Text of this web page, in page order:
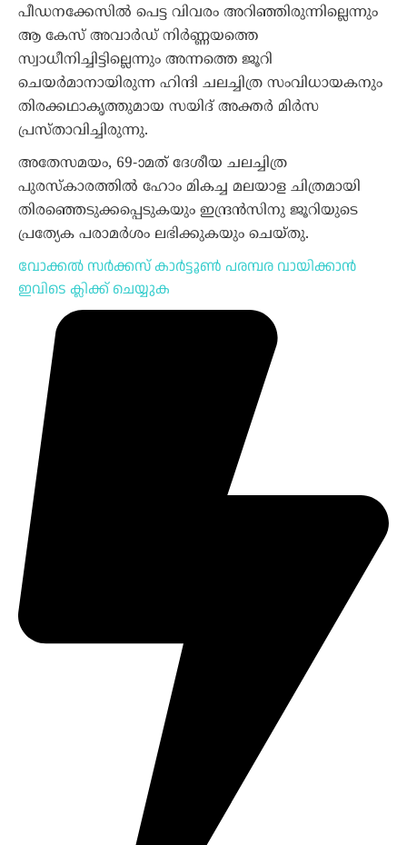
പീഡനക്കേസിൽ പെട്ട വിവരം അറിഞ്ഞിരുന്നില്ലെന്നും
ആ കേസ് അവാർഡ് നിർണ്ണയത്തെ
സ്വാധീനിച്ചിട്ടില്ലെന്നും അന്നത്തെ ജൂറി
ചെയർമാനായിരുന്ന ഹിന്ദി ചലച്ചിത്ര സംവിധായകനും
തിരക്കഥാകൃത്തുമായ സയിദ് അക്തർ മിർസ
പ്രസ്താവിച്ചിരുന്നു.
അതേസമയം, 69-ാമത് ദേശീയ ചലച്ചിത്ര
പുരസ്‌കാരത്തിൽ ഹോം മികച്ച മലയാള ചിത്രമായി
തിരഞ്ഞെടുക്കപ്പെടുകയും ഇന്ദ്രന്‍സിനു ജൂറിയുടെ
പ്രത്യേക പരാമര്‍ശം ലഭിക്കുകയും ചെയ്തു.
വോക്കൽ സർക്കസ് കാർട്ടൂൺ പരമ്പര വായിക്കാൻ
ഇവിടെ ക്ലിക്ക് ചെയ്യുക